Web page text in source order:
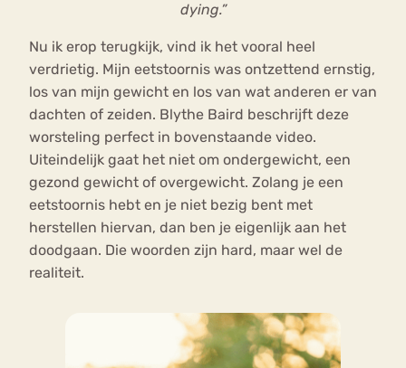
dying.”
Nu ik erop terugkijk, vind ik het vooral heel
verdrietig. Mijn eetstoornis was ontzettend ernstig,
los van mijn gewicht en los van wat anderen er van
dachten of zeiden. Blythe Baird beschrijft deze
worsteling perfect in bovenstaande video.
Uiteindelijk gaat het niet om ondergewicht, een
gezond gewicht of overgewicht. Zolang je een
eetstoornis hebt en je niet bezig bent met
herstellen hiervan, dan ben je eigenlijk aan het
doodgaan. Die woorden zijn hard, maar wel de
realiteit.